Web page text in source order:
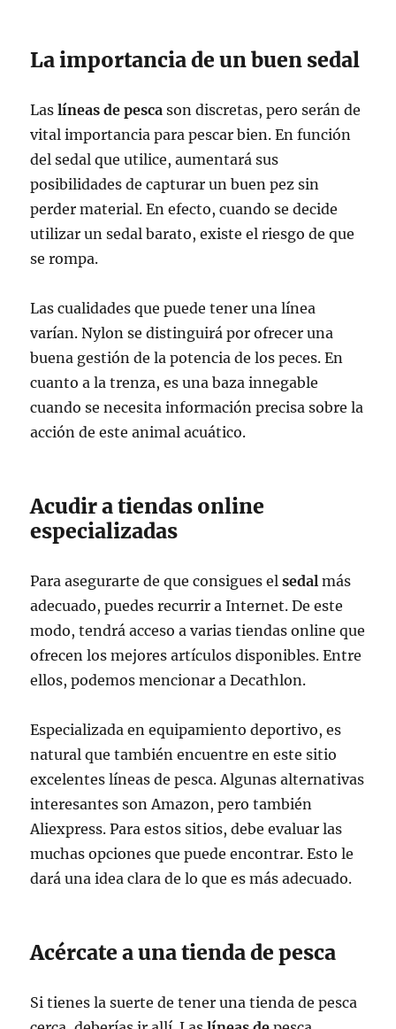
La importancia de un buen sedal
Laslíneas de pesca son discretas, pero serán de
vital importancia para pescar bien. En función
del sedal que utilice, aumentará sus
posibilidades de capturar un buen pez sin
perder material. En efecto, cuando se decide
utilizar un sedal barato, existe el riesgo de que
se rompa.
Las cualidades que puede tener una línea
varían. Nylon se distinguirá por ofrecer una
buena gestión de la potencia de los peces. En
cuanto a la trenza, es una baza innegable
cuando se necesita información precisa sobre la
acción de este animal acuático.
Acudir a tiendas online
especializadas
Para asegurarte de que consigues elsedalmás
adecuado, puedes recurrir a Internet. De este
modo, tendrá acceso a varias tiendas online que
ofrecen los mejores artículos disponibles. Entre
ellos, podemos mencionar a Decathlon.
Especializada en equipamiento deportivo, es
natural que también encuentre en este sitio
excelentes líneas de pesca. Algunas alternativas
interesantes son Amazon, pero también
Aliexpress. Para estos sitios, debe evaluar las
muchas opciones que puede encontrar. Esto le
dará una idea clara de lo que es más adecuado.
Acércate a una tienda de pesca
Si tienes la suerte de tener una tienda de pesca